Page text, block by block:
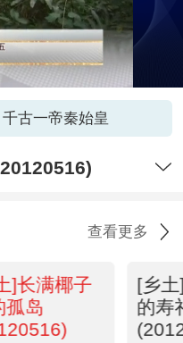
古一帝秦始皇
查看更多
]长满椰子
孤岛
[乡
的寿